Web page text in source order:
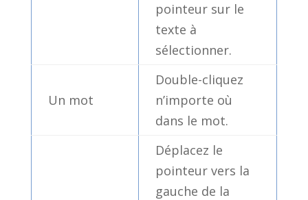
pointeur sur le
texte à
sélectionner.
Un mot
Double-cliquez
n’importe où
dans le mot.
Déplacez le
pointeur vers la
gauche de la